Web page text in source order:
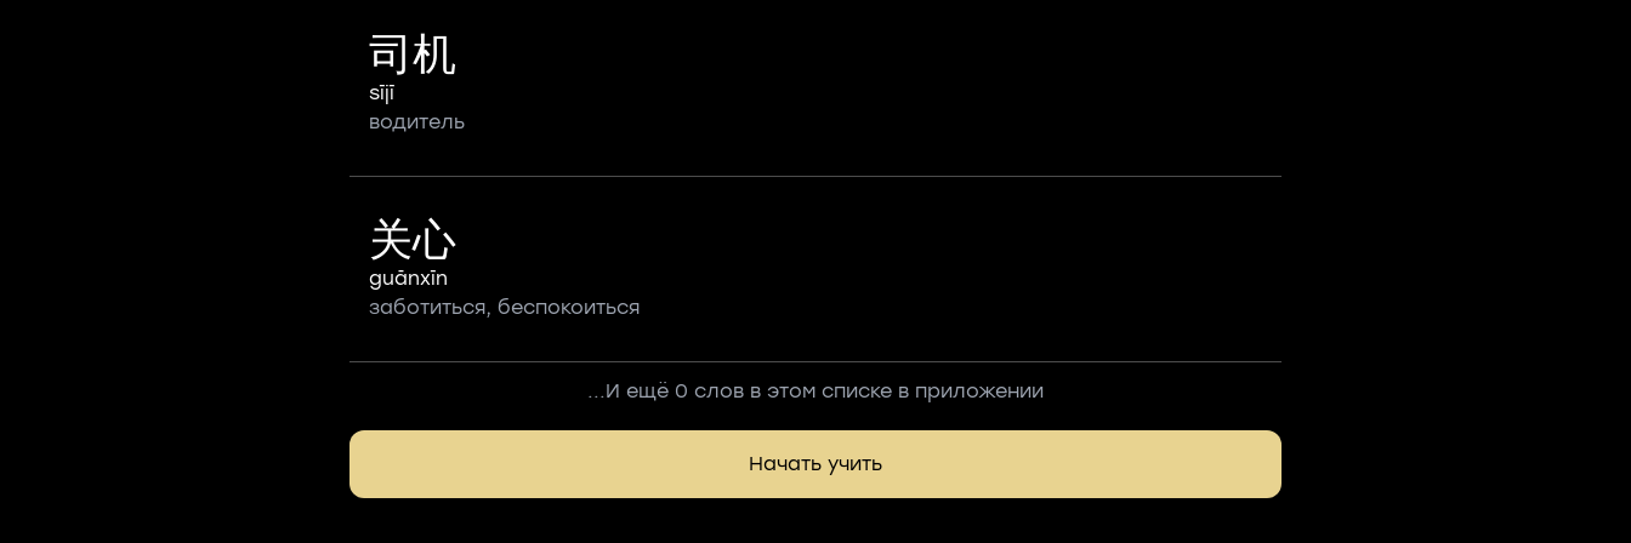
司机
sījī
водитель
关心
guānxīn
заботиться, беспокоиться
...И ещё 0 слов в этом списке в приложении
Начать учить